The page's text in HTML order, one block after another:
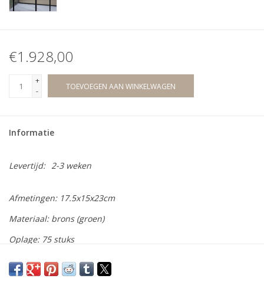
€1.928,00
+
-
TOEVOEGEN AAN WINKELWAGEN
Informatie
Levertijd: 2-3 weken
Afmetingen: 17.5x15x23cm
Materiaal: brons (groen)
Oplage: 75 stuks